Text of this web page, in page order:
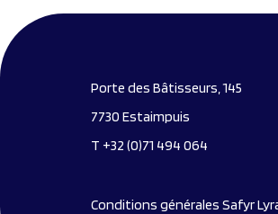
Porte des Bâtisseurs, 145
7730 Estaimpuis
T +32 (0)71 494 064
Conditions générales Safyr